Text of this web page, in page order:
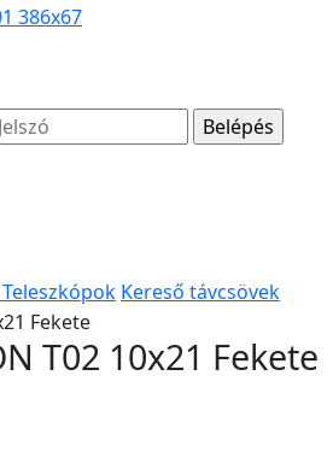
Kereső távcsövek
Fekete
T02 10x21 Fekete